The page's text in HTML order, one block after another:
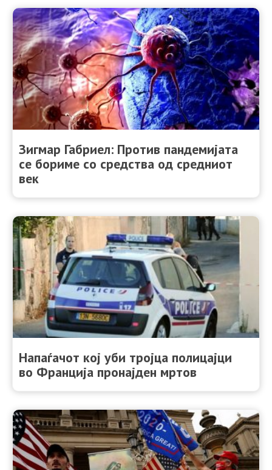
Зигмар Габриел: Против пандемијата
се бориме со средства од средниот
век
Напаѓачот кој уби тројца полицајци
во Франција пронајден мртов